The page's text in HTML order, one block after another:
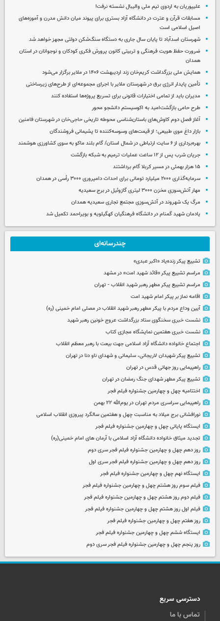
علیپوریان به اردوی تیم ملی والیبال نشسته نرفت!
مسابقات قرآن و عترت در دانشگاه آزاد بستری برای پیوند میان دانش مدرن و آموزه‌های
اصیل اسلامی است
شهرستان اسدآباد تا پایان سال جاری به دستگاه سنگ‌شکن دولتی مجهز خواهد شد
ضرورت حفظ هویت فرهنگی و تربیتی کانون پرورش فکری کودکان و نوجوانان در استان
همدان
همایش ملی بزرگداشت کریم‌خان زند اردیبهشت ۱۴۰۶ در ملایر برگزار می‌شود
تأمین پایدار انرژی برق در شهرستان ملایر با اجرای مجموعه‌ای از طرح‌های زیرساختی
مدیران باید از تمامی اختیارات قانونی برای تسریع پروژه‌ها استفاده کنند
طرح حامی بازگشت‌امید به اکوسیستم دانشجو محور
آغاز فصل دوم کاوش‌های باستان‌شناسی محوطه تاریخی حاجی‌خان در شهرستان فامنین
بازار داغ موی طبیعی؛ از قیمت‌های وسوسه‌کننده تا پشیمانی فروشندگان
بهره‌برداری از ۶ سایت ارتباطی در شمال استان/ گام بلند ماکو به سوی کشاورزی هوشمند
جریان شرب پس از ۱۲ ساعت عملیات ترمیم به شبکه بازگشت
۱۵ هزار بهمئی در مسیر کربلا گام برداشتند
سرمایه‌گذاری ۲۰۰۰ میلیارد تومانی برای احداث دامپروری ۳۰۰۰ رأسی در همدان
مهار آتش‌سوزی مخزن ۳۰۰۰ لیتری گازوئیل در برج سعیدیه
مرگ یک شهروند در آتش‌سوزی مجتمع تجاری سعیدیه همدان
یادمان شهید گمنام در دانشگاه فرهنگیان کهگیلویه و بویراحمد تکمیل شد
چندرسانه‌ای
تشییع پیکر زنده‌یاد «اکبر عبدی»
مراسم تشییع پیکر «قائد شهید امت» در مشهد
مراسم تشییع پیکر مطهر رهبر شهید انقلاب - تهران
اقامه نماز بر پیکر امام شهید امت
آیین وداع مردم با پیکر مطهر رهبر شهید انقلاب در مصلی امام خمینی (ره)
نشست خبری سخنگوی ستاد بزرگداشت عروج خونین رهبر شهید
نشست خبری هفتمین نمایشگاه مجازی کتاب
اجتماع خانواده دانشگاه آزاد اسلامی جهت بیعت با رهبر معظم انقلاب
تشییع پیکر شهیدان لاریجانی، سلیمانی و شهدای ناو دنا در تهران
راهپیمایی روز جهانی قدس در تهران
تشییع پیکر مطهر شهدای جنگ رمضان در تهران
اختتامیه چهل و چهارمین جشنواره فیلم فجر
راهپیمایی سراسری مردم تهران در یوم‌الله ۲۲ بهمن
نورافشانی برج میلاد به مناسبت چهل‌ و هفتمین سالگرد پیروزی انقلاب اسلامی
ایستگاه پایانی چهل و چهارمین جشنواره فیلم فجر
تجدید میثاق خانواده دانشگاه آزاد اسلامی با آرمان های امام خمینی(ره)
روز دهم چهل و چهارمین جشنواره فیلم فجر سری دوم
روز دهم چهل و چهارمین جشنواره فیلم فجر سری اول
ایستگاه نهم چهل و چهارمین جشنواره فیلم فجر
فیلم سوم روز هشتم چهل و چهارمین جشنواره فیلم فجر
فیلم دوم روز هشتم چهل و چهارمین جشنواره فیلم فجر
فیلم اول روز هشتم چهل و چهارمین جشنواره فیلم فجر
روز هفتم چهل و چهارمین جشنواره فیلم فجر
ایستگاه ششم چهل و چهارمین جشنواره فیلم فجر
روز پنجم چهل و چهارمین جشنواره فیلم فجر سری دوم
دسترسی سریع
تماس با ما